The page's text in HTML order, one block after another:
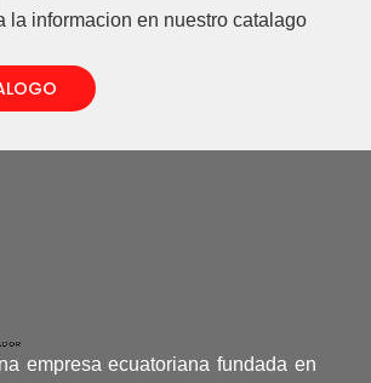
la informacion en nuestro catalago
empresa ecuatoriana fundada en